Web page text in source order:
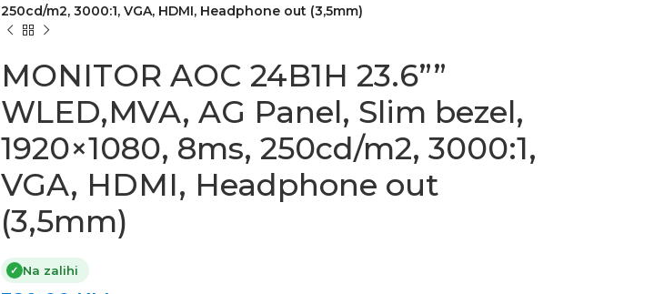
250cd/m2, 3000:1, VGA, HDMI, Headphone out (3,5mm)
MONITOR AOC 24B1H 23.6””
WLED,MVA, AG Panel, Slim bezel,
1920×1080, 8ms, 250cd/m2, 3000:1,
VGA, HDMI, Headphone out
(3,5mm)
✓ Na zalihi